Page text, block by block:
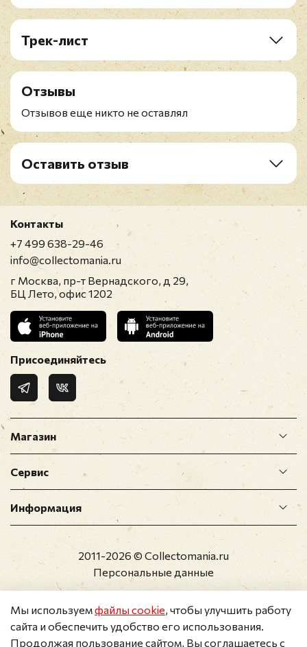
Трек-лист
1. Live For The Night
2. We Go Down
3. Come & Get It
4. Enjoy The Ride
6. Dancing With The Devil
7. Alive
8. Pass The Love Around
9. Ring Of Fire
10. Human
11. Killin' It
12. This Is Not The End
Отзывы
Отзывов еще никто не оставлял
Оставить отзыв
Имя*
E-mail *
Отзыв*
Прикрепить фото
Оставить отзыв
Перед публикацией отзывы проходят
модерацию
Магазин
Сервис
Информация
Контакты
+7 499 638-29-46
info@collectomania.ru
г Москва, пр-т Вернадского, д 29,
БЦ Лето, офис 1202
Присоединяйтесь
2011-2026 © Collectomania.ru
Персональные данные
Мы используемфайлы cookie, чтобы улучшить работу
сайта и обеспечить удобство его использования.
Продолжая пользование сайтом, Вы соглашаетесь с